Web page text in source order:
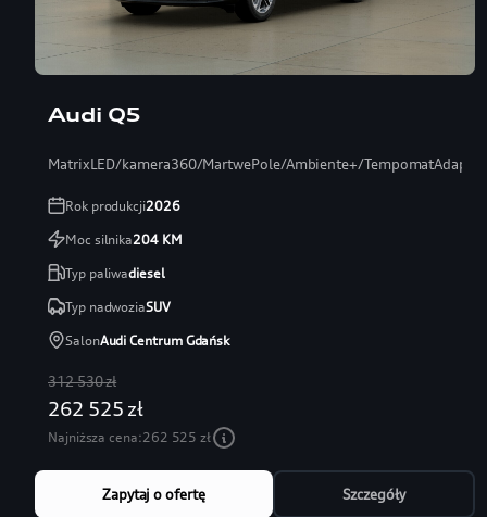
Audi Q5
MatrixLED/kamera360/MartwePole/Ambiente+/
Rok produkcji2026
Moc silnika204KM
Typ paliwadiesel
Typ nadwoziaSUV
SalonAudi Centrum Gdańsk
312 530 zł
262 525 zł
Najniższa cena:262 525 zł
Zapytaj o ofertę Szczegóły